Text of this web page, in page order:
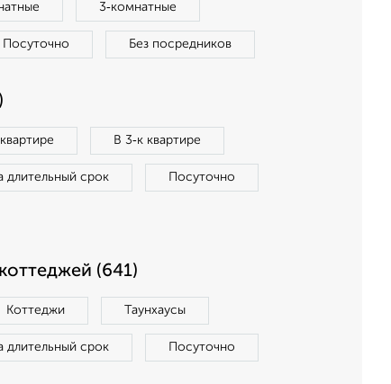
3‑комнатные
Посуточно Без посредников
В 3‑к квартире
длительный срок Посуточно
(641)
Коттеджи Таунхаусы
длительный срок Посуточно